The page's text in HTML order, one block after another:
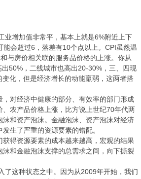
业增加值非常平，基本上就是6%附近上下
会超过6，落差有10个点以上。CPI虽然温
与房价相关联的服务品价格的上涨。你从
50%，二线城市也高出20-30%，三、四现
化，但是经济增长的动能羸弱，这两者搭
对经济中健康的部分、有效率的部门形成
农产品价格上涨，比方说上世纪70年代两
和资产泡沫。金融泡沫、资产泡沫对经济
生了严重的资源要素的错配。
得资源要素的成本越来越高，宏观的结果
和金融泡沫支撑的总需求之间，向下撕裂
了这种状态之中。因为从2009年开始，我们